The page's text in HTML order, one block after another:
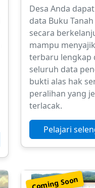
Desa Anda
data Buku
secara
mampu
terbaru lengkap
seluruh data
bukti alas hak
peralihan yang
terlacak.
Pelajari
Coming Soon